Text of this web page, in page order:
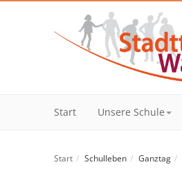
Start Unsere Schule
Start Schulleben Ganztag